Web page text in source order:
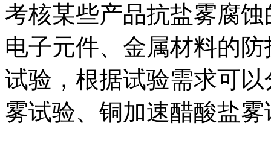
考核某些产品抗盐雾腐
电子元件、金属材料的
试验，根据试验需求可
雾试验、铜加速醋酸盐雾